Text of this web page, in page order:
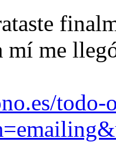
mí me
todo-